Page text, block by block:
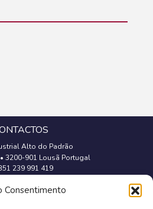
Consentimento
Alto do Padrão
• 3200-901 Lousã Portugal
239 991 419
a rede fixa nacional)